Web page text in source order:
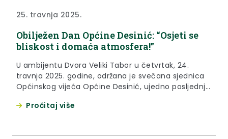
25. travnja 2025.
Obilježen Dan Općine Desinić: “Osjeti se
bliskost i domaća atmosfera!”
U ambijentu Dvora Veliki Tabor u četvrtak, 24.
travnja 2025. godine, održana je svečana sjednica
Općinskog vijeća Općine Desinić, ujedno posljednja
godina i sedam mandata, najdugovječniji zagorski
Pročitaj više